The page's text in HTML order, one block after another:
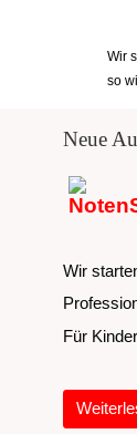
Wir
so
Neue
Wir
Für